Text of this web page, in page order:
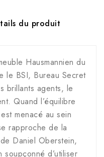
du produit
Hausmannien du
le BSI, Bureau Secret
brillants agents, le
Quand l’équilibre
menacé au sein
rapproche de la
Daniel Oberstein,
d’utiliser